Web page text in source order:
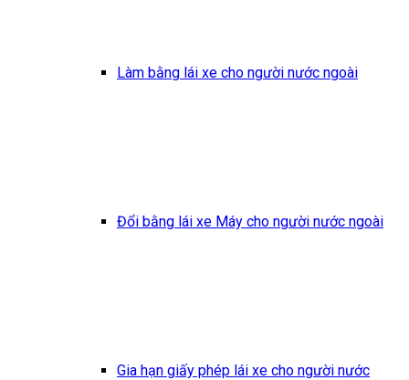
Làm bằng lái xe cho người nước ngoài
Đổi bằng lái xe Máy cho người nước ngoài
Gia hạn giấy phép lái xe cho người nước